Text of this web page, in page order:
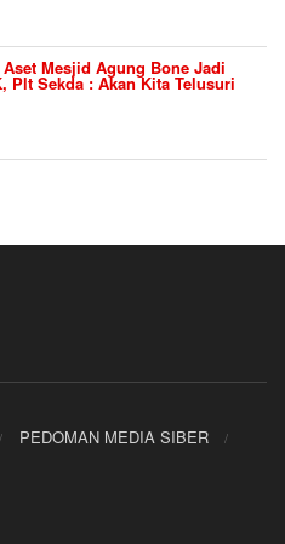
Mesjid Agung Bone Jadi
Plt Sekda : Akan Kita Telusuri
PEDOMAN MEDIA SIBER